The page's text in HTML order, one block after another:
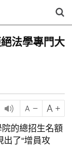
法學專門大
的總招生名額
了“增員攻